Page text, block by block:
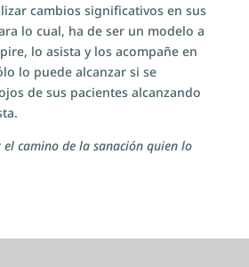
cambios significativos en sus
lo cual, ha de ser un modelo a
lo asista y los acompañe en
lo puede alcanzar si se
de sus pacientes alcanzando
camino de la sanación quien lo